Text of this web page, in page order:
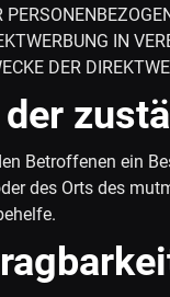
IN
DER
Betroffenen ein
des Orts des